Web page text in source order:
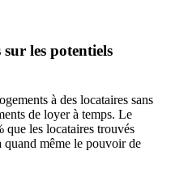
les potentiels
à des locataires sans
de loyer à temps. Le
que les locataires trouvés
même le pouvoir de